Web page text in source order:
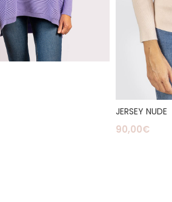
JERSEY NUDE
90,00€